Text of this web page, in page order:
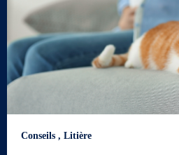
Conseils , Litière